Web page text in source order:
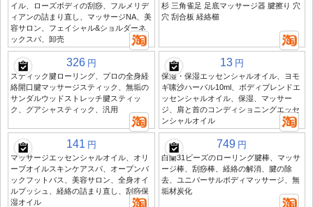
イル、ローズボディの刮痧、フルメリデ
ィアンの詰まり直し、マッサージNA、美
容サロン、フェイシャル&ショルダーネ
ックスパ、卸売
杉 三角雀足 足底マッサージ器 腱擦り 穴
穴 刮合板 経絡櫛
326 円
スティック腱ローリング、プロの全身経
絡開口腱マッサージスティック、無垢の
サンダルウッドストレッチ腱スティッ
ク、グアシャスティック、汎用
13 円
保湿・保湿エッセンシャルオイル、ヨモ
ギ嗉沙ハーバル10ml、ボディブレンドエ
ッセンシャルオイル、保湿、マッサー
ジ、肩と首のコンディショニングエッセ
ンシャルオイル
141 円
マッサージエッセンシャルオイル、オリ
ーブオイルスキンケアスパ、オープンバ
ックフットバス、美容サロン、全身オイ
ルプッシュ、経絡の詰まり直し、刮痧保
湿オイル
749 円
白蘭31ビーズのローリング腱棒、マッサ
ージ棒、刮痧棒、経絡の解消、腱の除
去、ユニバーサルボディマッサージ、無
垢材炭化